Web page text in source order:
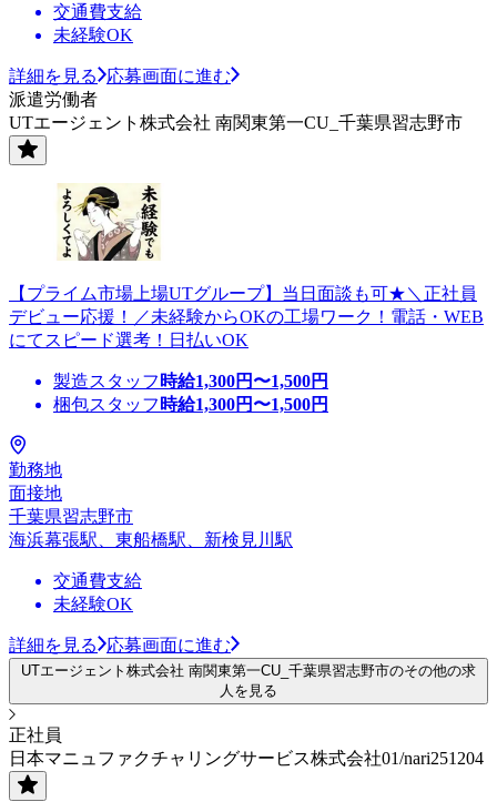
交通費支給
未経験OK
詳細を見る
応募画面に進む
派遣労働者
UTエージェント株式会社 南関東第一CU_千葉県習志野市
【プライム市場上場UTグループ】当日面談も可★＼正社員
デビュー応援！／未経験からOKの工場ワーク！電話・WEB
にてスピード選考！日払いOK
製造スタッフ 時給1,300円〜1,500円
梱包スタッフ 時給1,300円〜1,500円
勤務地
面接地
千葉県習志野市
海浜幕張駅、東船橋駅、新検見川駅
交通費支給
未経験OK
詳細を見る 応募画面に進む
UTエージェント株式会社 南関東第一CU_千葉県習志野市のその他の求
人を見る
正社員
日本マニュファクチャリングサービス株式会社01/nari251204